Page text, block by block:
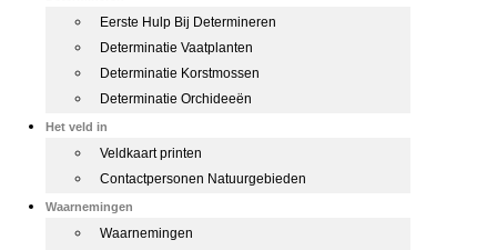
Eerste Hulp Bij Determineren
Determinatie Vaatplanten
Determinatie Korstmossen
Determinatie Orchideeën
Het veld in
Veldkaart printen
Contactpersonen Natuurgebieden
Waarnemingen
Waarnemingen